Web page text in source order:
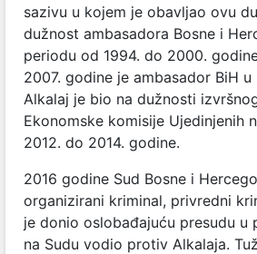
sazivu u kojem je obavljao ovu
dužnost ambasadora Bosne i
periodu od 1994. do 2000.
2007. godine je ambasador BiH u
Alkalaj je bio na dužnosti
Ekonomske komisije Ujedinjenih
2012. do 2014. godine.
2016 godine Sud Bosne i
organizirani kriminal, privredni
je donio oslobađajuću presudu u
na Sudu vodio protiv Alkalaja.